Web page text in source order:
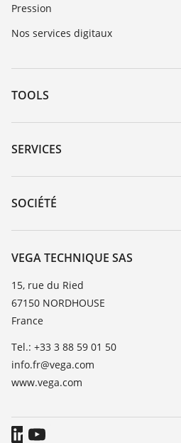
Pression
Nos services digitaux
TOOLS
Téléchargements
Recherche par numéro de série
DTM Collection/PACTware
SERVICES
Retour d'appareil
Formations
TeamViewer
SOCIÉTÉ
Carrière
À propos de VEGA
Contact
News
Presse
Blog
VEGA TECHNIQUE SAS
15, rue du Ried
67150 NORDHOUSE
France
Tel.: +33 3 88 59 01 50
info.fr@vega.com
www.vega.com